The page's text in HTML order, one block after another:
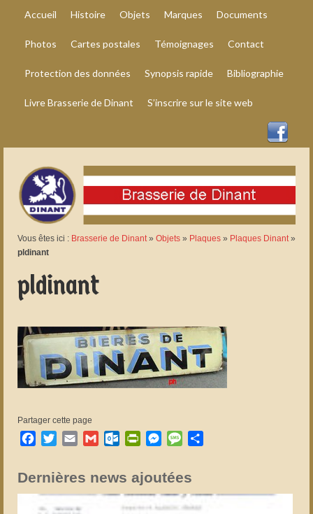
Accueil Histoire Objets Marques Documents
Photos Cartes postales Témoignages Contact
Protection des données Synopsis rapide Bibliographie
Livre Brasserie de Dinant S’inscrire sur le site web
Vous êtes ici : Brasserie de Dinant» Objets » Plaques » Plaques Dinant»
pldinant
pldinant
Partager cette page
Facebook
TwitterEmail GmailOutlook.com
PrintFriendly
Messenger
Message
Dernières news ajoutées